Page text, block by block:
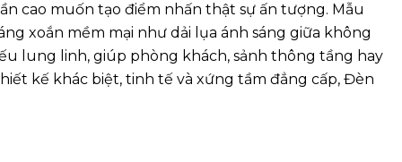
cao muốn tạo điểm nhấn thật sự ấn tượng. Mẫu
xoắn mềm mại như dải lụa ánh sáng giữa không
lung linh, giúp phòng khách, sảnh thông tầng hay
kế khác biệt, tinh tế và xứng tầm đẳng cấp, Đèn